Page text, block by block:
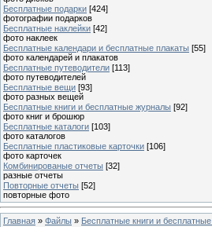
Бесплатные подарки [424]
фотографии подарков
Бесплатные наклейки [42]
фото наклеек
Бесплатные календари и бесплатные плакаты [55]
фото календарей и плакатов
Бесплатные путеводители [113]
фото путеводителей
Бесплатные вещи [93]
фото разных вещей
Бесплатные книги и бесплатные журналы [92]
фото книг и брошюр
Бесплатные каталоги [103]
фото каталогов
Бесплатные пластиковые карточки [106]
фото карточек
Комбинированые отчеты [32]
разные отчеты
Повторные отчеты [52]
повторные фото
Главная » Файлы » Бесплатные книги и